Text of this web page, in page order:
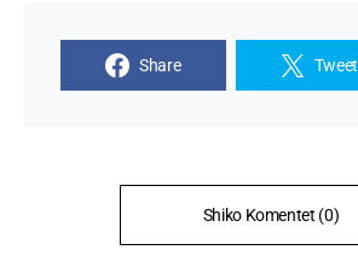
Share Tweet
Shiko Komentet (0)